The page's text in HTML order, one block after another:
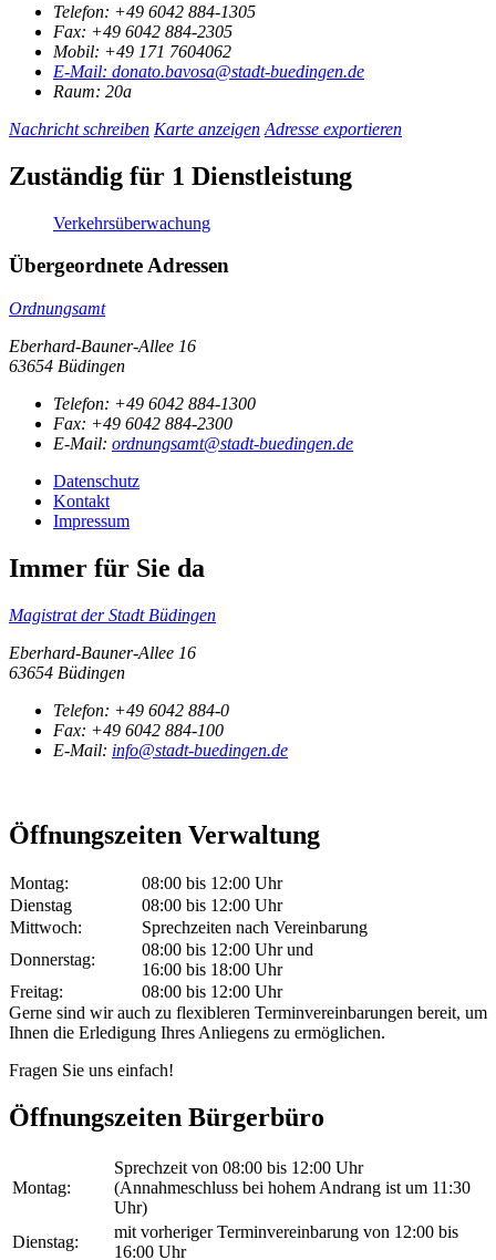
Telefon: +49 6042 884-1305
Fax: +49 6042 884-2305
Mobil: +49 171 7604062
E-Mail: donato.bavosa@stadt-buedingen.de
Raum: 20a
Nachricht schreiben Karte anzeigen Adresse exportieren
Zuständig für 1 Dienstleistung
Verkehrsüberwachung
Übergeordnete Adressen
Ordnungsamt
Eberhard-Bauner-Allee 16
63654 Büdingen
Telefon: +49 6042 884-1300
Fax: +49 6042 884-2300
E-Mail: ordnungsamt@stadt-buedingen.de
Datenschutz
Kontakt
Impressum
Immer für Sie da
Magistrat der Stadt Büdingen
Eberhard-Bauner-Allee 16
63654 Büdingen
Telefon: +49 6042 884-0
Fax: +49 6042 884-100
E-Mail: info@stadt-buedingen.de
Öffnungszeiten Verwaltung
Montag:
08:00 bis 12:00 Uhr
Dienstag
08:00 bis 12:00 Uhr
Mittwoch:
Sprechzeiten nach Vereinbarung
Donnerstag:
08:00 bis 12:00 Uhr und
16:00 bis 18:00 Uhr
Freitag:
08:00 bis 12:00 Uhr
Gerne sind wir auch zu flexibleren Terminvereinbarungen bereit, um
Ihnen die Erledigung Ihres Anliegens zu ermöglichen.
Fragen Sie uns einfach!
Öffnungszeiten Bürgerbüro
Montag:
Sprechzeit von 08:00 bis 12:00 Uhr
(Annahmeschluss bei hohem Andrang ist um 11:30
Uhr)
Dienstag:
mit vorheriger Terminvereinbarung von 12:00 bis
16:00 Uhr